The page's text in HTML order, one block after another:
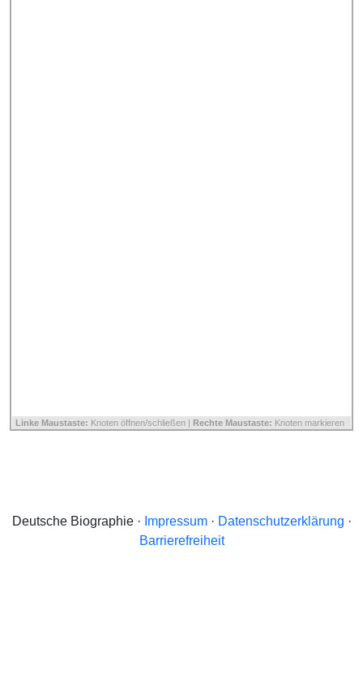
Linke Maustaste: Knoten öffnen/schließen | Rechte Maustaste: Knoten markieren
Deutsche Biographie · Impressum· Datenschutzerklärung ·
Barrierefreiheit